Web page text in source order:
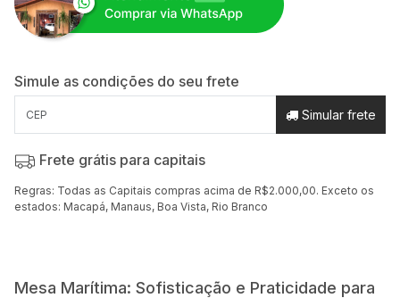
Simule as condições do seu frete
Simular frete
Frete grátis para capitais
Regras: Todas as Capitais compras acima de R$2.000,00. Exceto os
estados: Macapá, Manaus, Boa Vista, Rio Branco
Mesa Marítima: Sofisticação e Praticidade para